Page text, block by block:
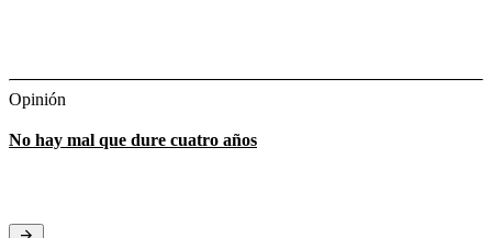
Opinión
No hay mal que dure cuatro años